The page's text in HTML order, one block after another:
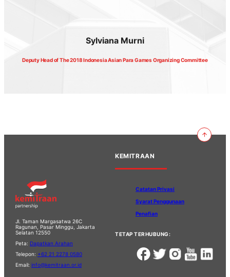
Sylviana Murni
Deputy Head of The 2018 Indonesia Asian Para Games Organizing Committee
Jl. Taman Margasatwa 26C
Ragunan, Pasar Minggu, Jakarta
Selatan 12550
Peta: Dapatkan Arahan
Telepon: +62 21 2278 0580
Email: info@kemitraan.or.id
KEMITRAAN
Catatan Privasi
Syarat Penggunaan
Penafian
TETAP TERHUBUNG: